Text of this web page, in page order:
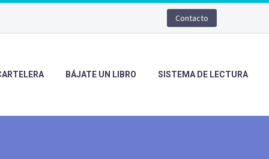
Contacto
BÁJATE UN LIBRO SISTEMA DE LECTURA